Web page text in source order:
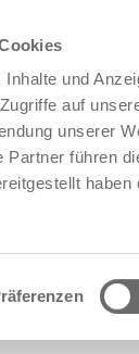
und
auf
unserer
Partner führen